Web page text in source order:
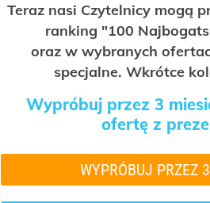
Teraz nasi Czytelnicy mogą
ranking "100
oraz w wybranych
specjalne. Wkrótce
Wypróbuj przez 3
ofertę z
WYPRÓBUJ PRZEZ